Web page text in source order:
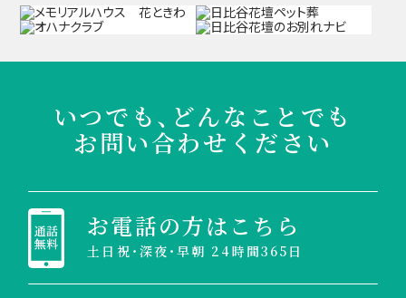
いつでも、どんなことでも
お問い合わせください
お電話の方はこちら
土日祝・深夜・早朝 24時間365日